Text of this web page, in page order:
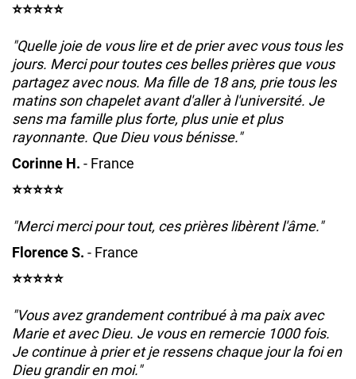
⭐️⭐️⭐️⭐️⭐️
"Quelle joie de vous lire et de prier avec vous tous les
jours. Merci pour toutes ces belles prières que vous
partagez avec nous. Ma fille de 18 ans, prie tous les
matins son chapelet avant d'aller à l'université. Je
sens ma famille plus forte, plus unie et plus
rayonnante. Que Dieu vous bénisse."
Corinne H. - France
⭐️⭐️⭐️⭐️⭐️
"Merci merci pour tout, ces prières libèrent l'âme."
Florence S. - France
⭐️⭐️⭐️⭐️⭐️
"Vous avez grandement contribué à ma paix avec
Marie et avec Dieu. Je vous en remercie 1000 fois.
Je continue à prier et je ressens chaque jour la foi en
Dieu grandir en moi."